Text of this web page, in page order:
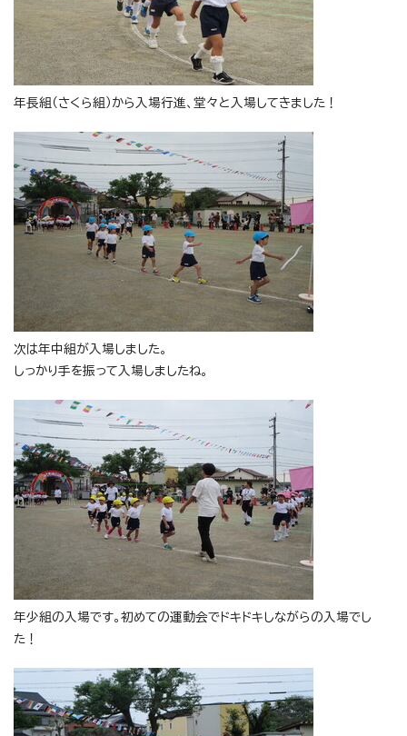
年長組（さくら組）から入場行進、堂々と入場してきました！
次は年中組が入場しました。
しっかり手を振って入場しましたね。
年少組の入場です。初めての運動会でドキドキしながらの入場でし
た！